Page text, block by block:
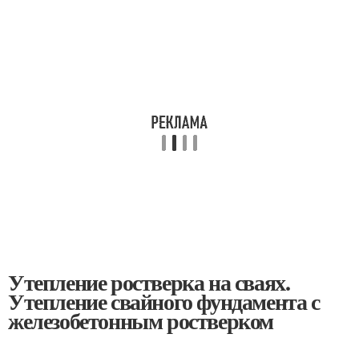
Утепление ростверка на сваях.
Утепление свайного фундамента с
железобетонным ростверком